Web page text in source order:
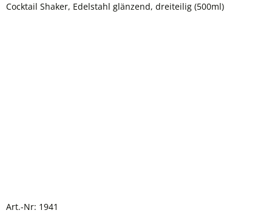
Cocktail Shaker, Edelstahl glänzend, dreiteilig (500ml)
Art.-Nr: 1941